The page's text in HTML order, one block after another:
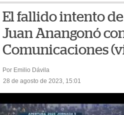
El fallido intento
Juan Anangonó
Comunicaciones
Por Emilio Dávila
28 de agosto de 2023, 15:01